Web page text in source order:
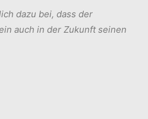
dazu bei, dass der
auch in der Zukunft seinen